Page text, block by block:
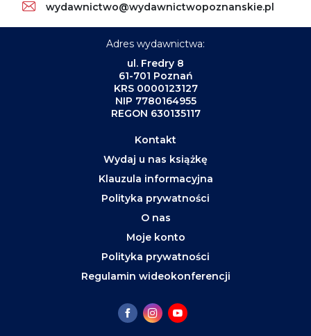
wydawnictwo@wydawnictwopoznanskie.pl
Adres wydawnictwa:
ul. Fredry 8
61-701 Poznań
KRS 0000123127
NIP 7780164955
REGON 630135117
Kontakt
Wydaj u nas książkę
Klauzula informacyjna
Polityka prywatności
O nas
Moje konto
Polityka prywatności
Regulamin wideokonferencji